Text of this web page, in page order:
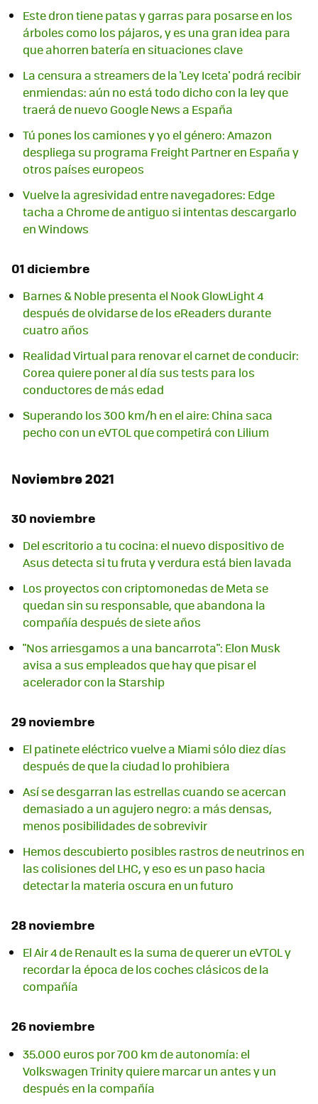
Este dron tiene patas y garras para posarse en los
árboles como los pájaros, y es una gran idea para
que ahorren batería en situaciones clave
La censura a streamers de la 'Ley Iceta' podrá recibir
enmiendas: aún no está todo dicho con la ley que
traerá de nuevo Google News a España
Tú pones los camiones y yo el género: Amazon
despliega su programa Freight Partner en España y
otros países europeos
Vuelve la agresividad entre navegadores: Edge
tacha a Chrome de antiguo si intentas descargarlo
en Windows
01 diciembre
Barnes & Noble presenta el Nook GlowLight 4
después de olvidarse de los eReaders durante
cuatro años
Realidad Virtual para renovar el carnet de conducir:
Corea quiere poner al día sus tests para los
conductores de más edad
Superando los 300 km/h en el aire: China saca
pecho con un eVTOL que competirá con Lilium
Noviembre 2021
30 noviembre
Del escritorio a tu cocina: el nuevo dispositivo de
Asus detecta si tu fruta y verdura está bien lavada
Los proyectos con criptomonedas de Meta se
quedan sin su responsable, que abandona la
compañía después de siete años
"Nos arriesgamos a una bancarrota": Elon Musk
avisa a sus empleados que hay que pisar el
acelerador con la Starship
29 noviembre
El patinete eléctrico vuelve a Miami sólo diez días
después de que la ciudad lo prohibiera
Así se desgarran las estrellas cuando se acercan
demasiado a un agujero negro: a más densas,
menos posibilidades de sobrevivir
Hemos descubierto posibles rastros de neutrinos en
las colisiones del LHC, y eso es un paso hacia
detectar la materia oscura en un futuro
28 noviembre
El Air 4 de Renault es la suma de querer un eVTOL y
recordar la época de los coches clásicos de la
compañía
26 noviembre
35.000 euros por 700 km de autonomía: el
Volkswagen Trinity quiere marcar un antes y un
después en la compañía